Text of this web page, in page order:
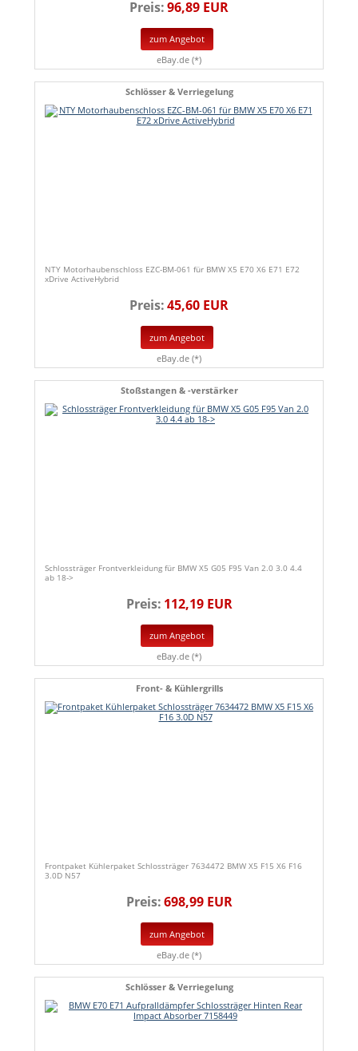
Preis:96,89 EUR
zum Angebot
eBay.de (*)
Schlösser & Verriegelung
NTY Motorhaubenschloss EZC-BM-061 für BMW X5 E70 X6 E71 E72
xDrive ActiveHybrid
Preis:45,60 EUR
zum Angebot
eBay.de (*)
Stoßstangen & -verstärker
Schlossträger Frontverkleidung für BMW X5 G05 F95 Van 2.0 3.0 4.4
ab 18->
Preis: 112,19 EUR
zum Angebot
eBay.de (*)
Front- & Kühlergrills
Frontpaket Kühlerpaket Schlossträger 7634472 BMW X5 F15 X6 F16
3.0D N57
Preis:698,99 EUR
zum Angebot
eBay.de (*)
Schlösser & Verriegelung